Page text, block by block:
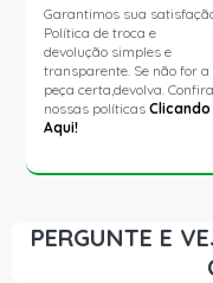
Garantimos sua
Política de troca e
devolução simples e
transparente. Se não for a
peça certa,devolva. Confira
nossas políticasClicando
Aqui!
PERGUNTE E